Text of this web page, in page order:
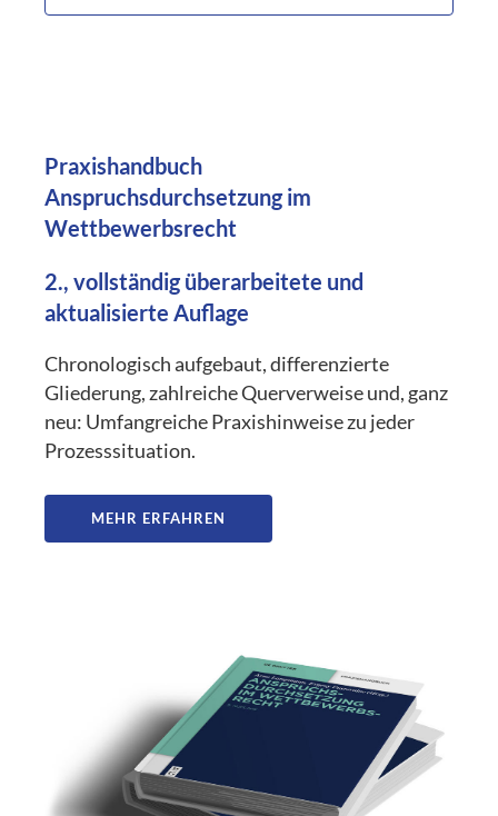
Praxishandbuch
Anspruchsdurchsetzung im
Wettbewerbsrecht
2., vollständig überarbeitete und
aktualisierte Auflage
Chronologisch aufgebaut, differenzierte
Gliederung, zahlreiche Querverweise und, ganz
neu: Umfangreiche Praxishinweise zu jeder
Prozesssituation.
MEHR ERFAHREN